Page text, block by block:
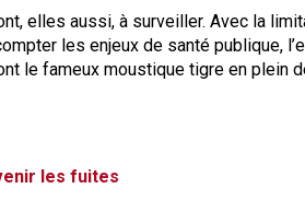
elles aussi, à surveiller. Avec la
les enjeux de santé publique,
le fameux moustique tigre en plein
les fuites